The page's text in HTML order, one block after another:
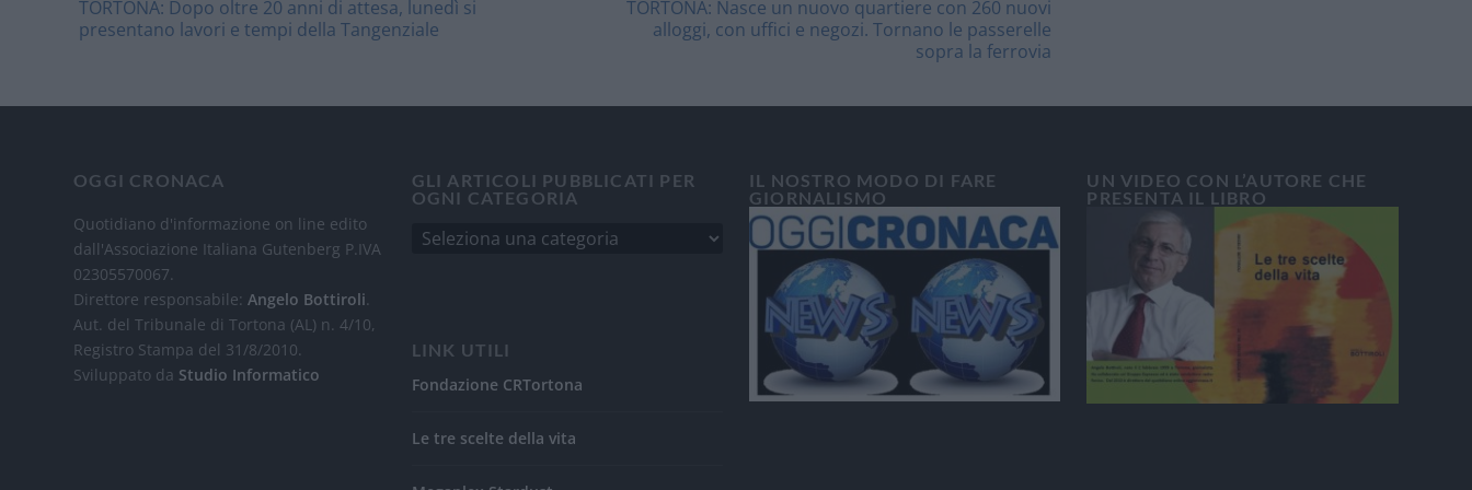
TORTONA: Dopo oltre 20 anni di attesa, lunedì si
presentano lavori e tempi della Tangenziale
TORTONA: Nasce un nuovo quartiere con 260 nuovi
alloggi, con uffici e negozi. Tornano le passerelle
sopra la ferrovia
OGGI CRONACA
Quotidiano d'informazione on line edito
dall'Associazione Italiana Gutenberg P.IVA
02305570067.
Direttore responsabile:Angelo Bottiroli
Aut. del Tribunale di Tortona (AL) n. 4/10,
Registro Stampa del 31/8/2010.
Sviluppato da Studio Informatico
GLI ARTICOLI PUBBLICATI PER
OGNI CATEGORIA
LINK UTILI
Fondazione CRTortona
Le tre scelte della vita
IL NOSTRO MODO DI FARE
GIORNALISMO
UN VIDEO CON L’AUTORE CHE
PRESENTA IL LIBRO